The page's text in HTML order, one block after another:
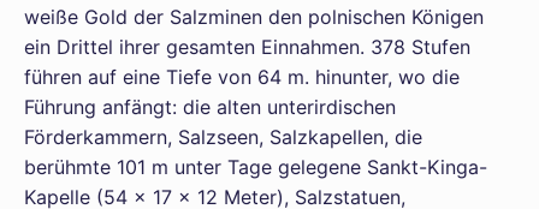
weiße Gold der Salzminen den polnischen Königen
ein Drittel ihrer gesamten Einnahmen. 378 Stufen
führen auf eine Tiefe von 64 m. hinunter, wo die
Führung anfängt: die alten unterirdischen
Förderkammern, Salzseen, Salzkapellen, die
berühmte 101 m unter Tage gelegene Sankt-Kinga-
Kapelle (54 × 17 × 12 Meter), Salzstatuen,